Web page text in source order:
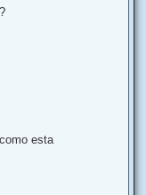
esta